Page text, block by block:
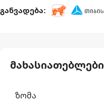
განვადება:
მახასიათებლები
ᲖᲝᲛᲐ